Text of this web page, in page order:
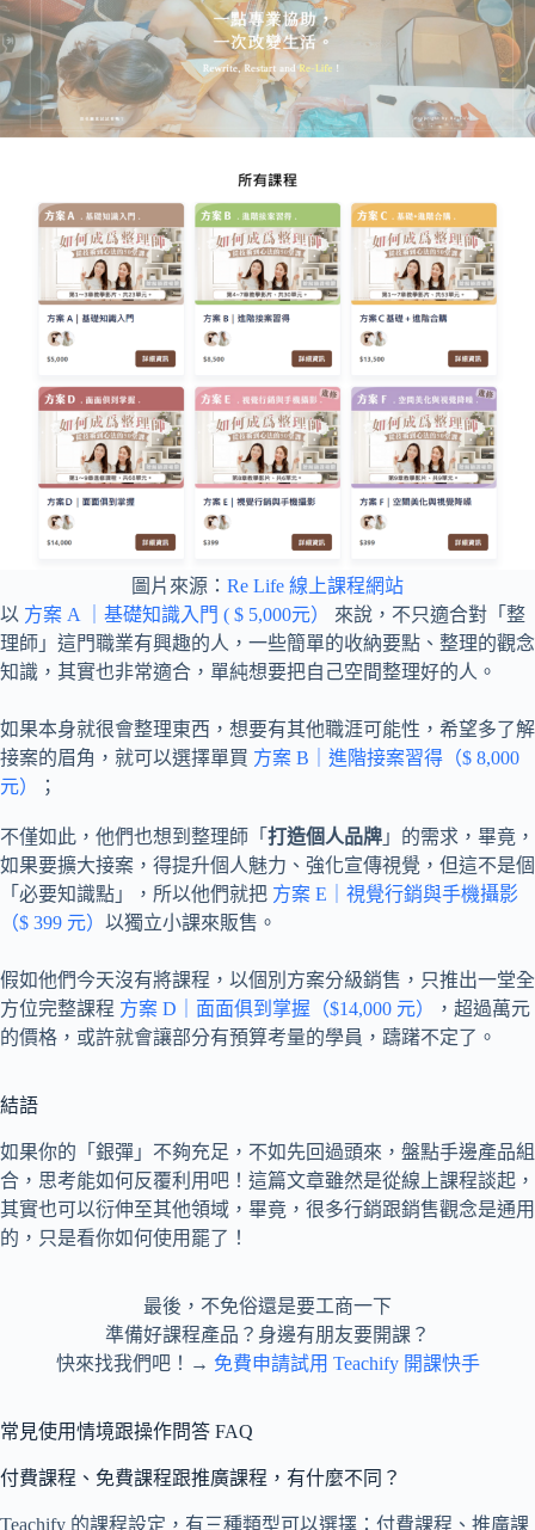
圖片來源： Re Life 線上課程網站
以 方案 A ｜基礎知識入門 ( $ 5,000元）
來說，不只適合對「整
理師」這門職業有興趣的人，一些簡單的收納要點、整理的觀念
知識，其實也非常適合，單純想要把自己空間整理好的人。
如果本身就很會整理東西，想要有其他職涯可能性，希望多了解
接案的眉角，就可以選擇單買 方案 B｜進階接案習得（$ 8,000
元）
；
不僅如此，他們也想到整理師「 打造個人品牌 」的需求，畢竟，
如果要擴大接案，得提升個人魅力、強化宣傳視覺，但這不是個
「必要知識點」，所以他們就把 方案 E｜視覺行銷與手機攝影
（$ 399 元） 以獨立小課來販售。
假如他們今天沒有將課程，以個別方案分級銷售，只推出一堂全
方位完整課程 方案 D｜面面俱到掌握（$14,000 元）
，超過萬元
的價格，或許就會讓部分有預算考量的學員，躊躇不定了。
結語
如果你的「銀彈」不夠充足，不如先回過頭來，盤點手邊產品組
合，思考能如何反覆利用吧！這篇文章雖然是從線上課程談起，
其實也可以衍伸至其他領域，畢竟，很多行銷跟銷售觀念是通用
的，只是看你如何使用罷了！
最後，不免俗還是要工商一下
準備好課程產品？身邊有朋友要開課？
快來找我們吧！→ 免費申請試用 Teachify 開課快手
常見使用情境跟操作問答 FAQ
付費課程、免費課程跟推廣課程，有什麼不同？
Teachify 的課程設定，有三種類型可以選擇：付費課程、推廣課